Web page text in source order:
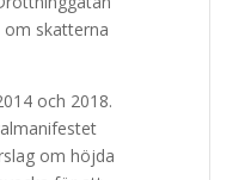
om skatterna
och 2018.
om höjda